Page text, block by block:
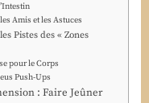
Amis et les Astuces
Pistes des « Zones
pour le Corps
Push-Ups
: Faire Jeûner